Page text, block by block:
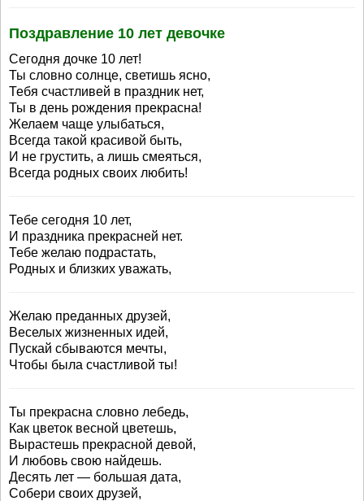
Поздравление 10 лет девочке
Сегодня дочке 10 лет!
Ты словно солнце, светишь ясно,
Тебя счастливей в праздник нет,
Ты в день рождения прекрасна!
Желаем чаще улыбаться,
Всегда такой красивой быть,
И не грустить, а лишь смеяться,
Всегда родных своих любить!
Тебе сегодня 10 лет,
И праздника прекрасней нет.
Тебе желаю подрастать,
Родных и близких уважать,
Желаю преданных друзей,
Веселых жизненных идей,
Пускай сбываются мечты,
Чтобы была счастливой ты!
Ты прекрасна словно лебедь,
Как цветок весной цветешь,
Вырастешь прекрасной девой,
И любовь свою найдешь.
Десять лет — большая дата,
Собери своих друзей,